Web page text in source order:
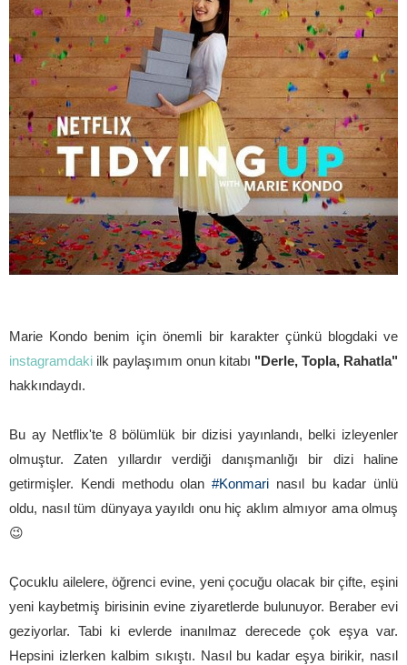
Marie Kondo benim için önemli bir karakter çünkü blogdaki ve
instagramdaki ilk paylaşımım onun kitabı "Derle, Topla, Rahatla"
hakkındaydı.
Bu ay Netflix'te 8 bölümlük bir dizisi yayınlandı, belki izleyenler
olmuştur. Zaten yıllardır verdiği danışmanlığı bir dizi haline
getirmişler. Kendi methodu olan #Konmari nasıl bu kadar ünlü
oldu, nasıl tüm dünyaya yayıldı onu hiç aklım almıyor ama olmuş
😉
Çocuklu ailelere, öğrenci evine, yeni çocuğu olacak bir çifte, eşini
yeni kaybetmiş birisinin evine ziyaretlerde bulunuyor. Beraber evi
geziyorlar. Tabi ki evlerde inanılmaz derecede çok eşya var.
Hepsini izlerken kalbim sıkıştı. Nasıl bu kadar eşya birikir, nasıl